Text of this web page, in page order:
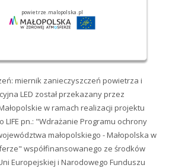
miernik zanieczyszczeń powietrza i
LED został przekazany przez
w ramach realizacji projektu
LIFE pn.: "Wdrażanie Programu ochrony
małopolskiego - Małopolska w
współfinansowanego ze środków
Europejskiej i Narodowego Funduszu